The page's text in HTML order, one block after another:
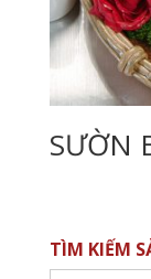
SƯỜN
TÌM KIẾM